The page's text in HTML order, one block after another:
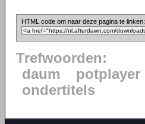
HTML code om naar deze pagina te linken:
Trefwoorden:
daum
potplayer
ondertitels